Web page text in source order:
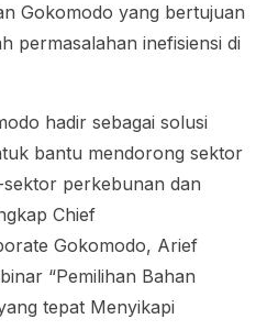
Gokomodo yang bertujuan
permasalahan inefisiensi di
hadir sebagai solusi
bantu mendorong sektor
perkebunan dan
Chief
Gokomodo, Arief
“Pemilihan Bahan
tepat Menyikapi